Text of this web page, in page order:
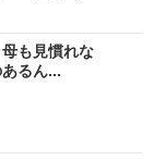
も見慣れな
るん...